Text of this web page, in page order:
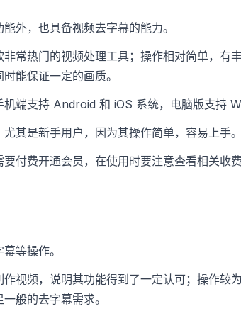
外，也具备视频去字幕的能力。
非常热门的视频处理工具；操作相对简单，有
能保证一定的画质。
机端支持 Android 和 iOS 系统，电脑版支持
其是新手用户，因为其操作简单，容易上手。
付费开通会员，在使用时要注意查看相关收费
等操作。
作视频，说明其功能得到了一定认可；操作较
般的去字幕需求。